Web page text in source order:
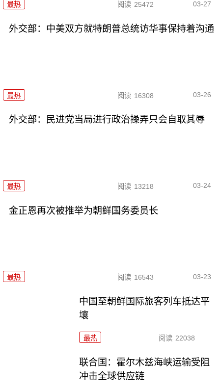
最热 阅读 25472 03-27
外交部：中美双方就特朗普总统访华事保持着沟通
最热 阅读 16308 03-26
外交部：民进党当局进行政治操弄只会自取其辱
最热 阅读 13218 03-24
金正恩再次被推举为朝鲜国务委员长
最热 阅读 16543 03-23
中国至朝鲜国际旅客列车抵达平
壤
最热 阅读 22038
联合国：霍尔木兹海峡运输受阻
冲击全球供应链